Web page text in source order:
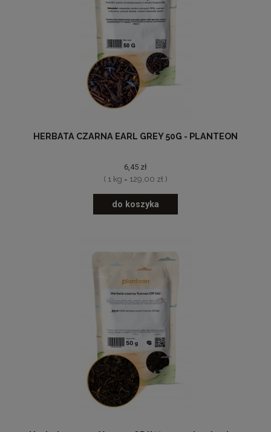
HERBATA CZARNA EARL GREY 50G - PLANTEON
6,45 zł
( 1 kg = 129,00 zł )
do koszyka